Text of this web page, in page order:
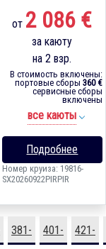
от 2 086 €
за каюту
на 2 взр.
В стоимость включены:
портовые сборы 360 €
сервисные сборы
включены
все каюты
Подробнее
Номер круиза: 19816-
SX20260922PIRPIR
381- 401- 421-